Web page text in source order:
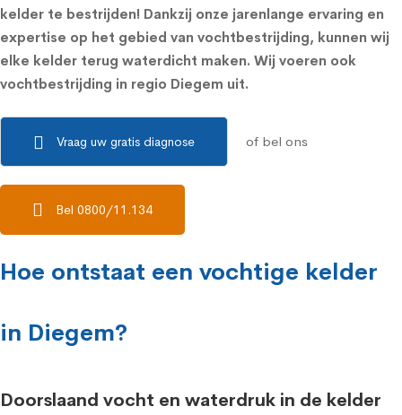
kelder te bestrijden! Dankzij onze jarenlange ervaring en
expertise op het gebied van vochtbestrijding, kunnen wij
elke kelder terug waterdicht maken. Wij voeren ook
vochtbestrijding in regio Diegem uit.
Vraag uw gratis diagnose of bel ons
Bel 0800/11.134
Hoe ontstaat een vochtige kelder
in Diegem?
Doorslaand vocht en waterdruk in de kelder